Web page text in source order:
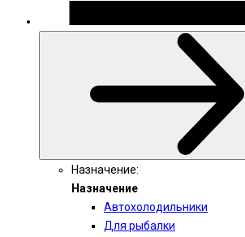
Назначение:
Назначение
Автохолодильники
Для рыбалки